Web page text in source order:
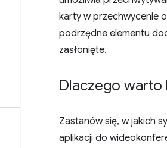
karty w przechwycenie
podrzędne elementu
zasłonięte.
Dlaczego
Zastanów się, w jakich
aplikacji do